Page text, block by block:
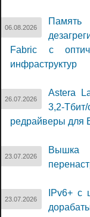
06.08.2026
Память
Fabric с
инфраструктур
26.07.2026
Astera
3,2-
редрайверы для
23.07.2026
Вышка
23.07.2026
IPv6+ с